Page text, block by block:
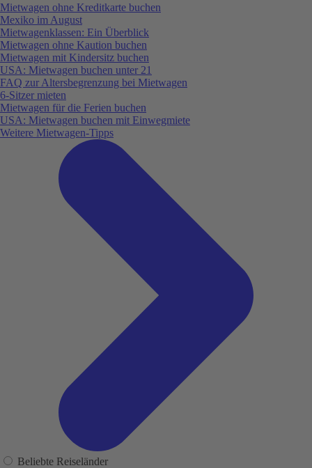
Mietwagen ohne Kreditkarte buchen
Mexiko im August
Mietwagenklassen: Ein Überblick
Mietwagen ohne Kaution buchen
Mietwagen mit Kindersitz buchen
USA: Mietwagen buchen unter 21
FAQ zur Altersbegrenzung bei Mietwagen
6-Sitzer mieten
Mietwagen für die Ferien buchen
USA: Mietwagen buchen mit Einwegmiete
Weitere Mietwagen-Tipps
Beliebte Reiseländer